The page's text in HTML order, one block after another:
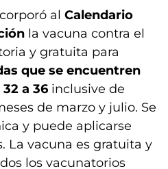
al Calendario
la vacuna contra el
y gratuita para
que se encuentren
a 36 inclusive de
de marzo y julio. Se
y puede aplicarse
La vacuna es gratuita y
los vacunatorios